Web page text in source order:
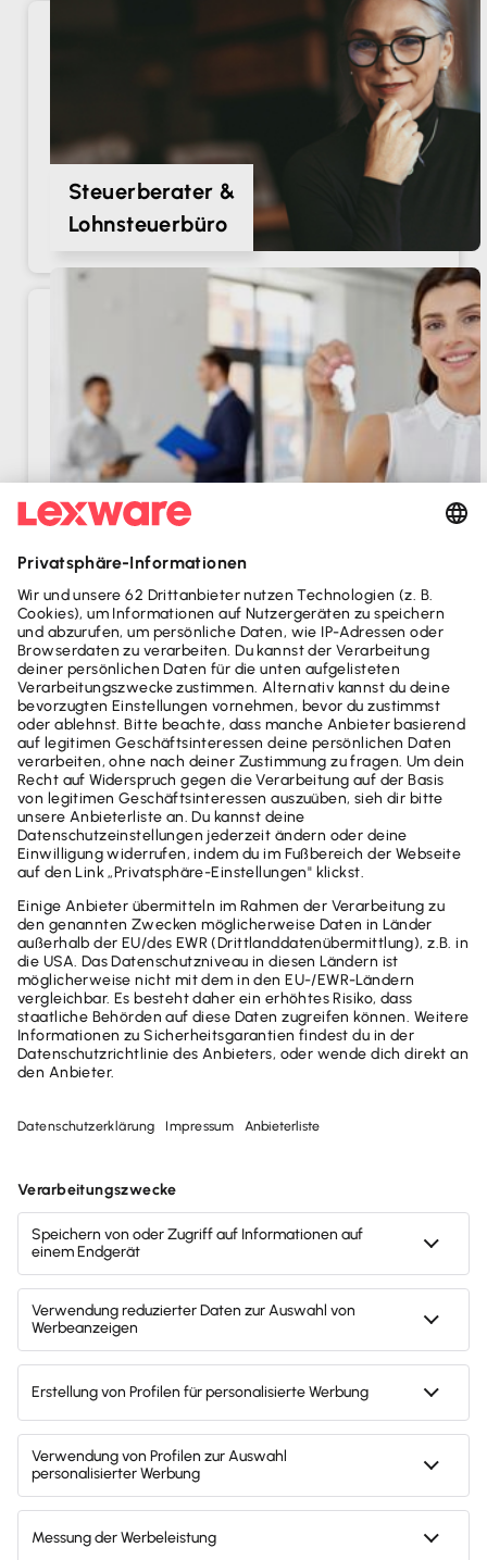
Steuerberater &
Lohnsteuerbüro
Vermieter
Jetzt durchstarten mit
umständliches Behördendeutsch
Sicher dank lokaler Datenhaltung und
ELSTER-Ansicht
Umfangreichste Hilfe seiner Klasse
Steuerjahr: bitte wählen
Weiter zur Bestellung